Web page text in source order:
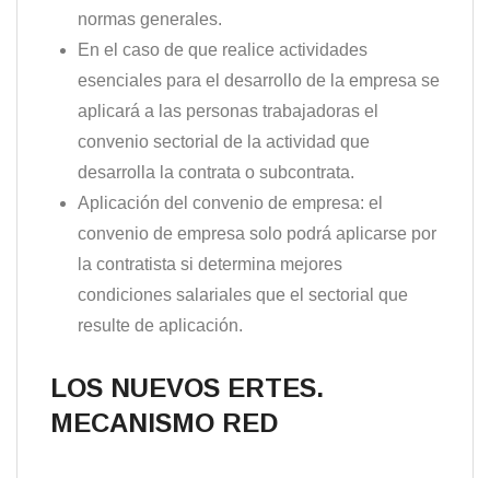
normas generales.
En el caso de que realice actividades
esenciales para el desarrollo de la empresa se
aplicará a las personas trabajadoras el
convenio sectorial de la actividad que
desarrolla la contrata o subcontrata.
Aplicación del convenio de empresa: el
convenio de empresa solo podrá aplicarse por
la contratista si determina mejores
condiciones salariales que el sectorial que
resulte de aplicación.
LOS NUEVOS ERTES.
MECANISMO RED